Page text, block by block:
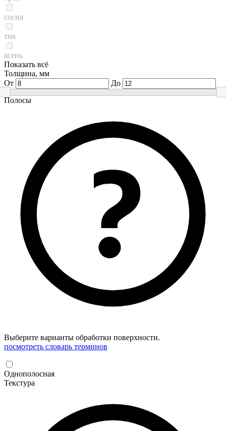
сосна
тик
ясень
Показать всё
Толщина, мм
От
До
Полосы
Выберите варианты обработки поверхности.
посмотреть словарь терминов
Однополосная
Текстура